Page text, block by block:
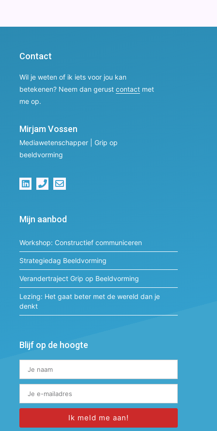
Contact
Wil je weten of ik iets voor jou kan
betekenen? Neem dan gerust contact met
me op.
Mirjam Vossen
Mediawetenschapper | Grip op
beeldvorming
Mijn aanbod
Workshop: Constructief communiceren
Strategiedag Beeldvorming
Verandertraject Grip op Beeldvorming
Lezing: Het gaat beter met de wereld dan je
denkt
Blijf op de hoogte
Ik meld me aan!